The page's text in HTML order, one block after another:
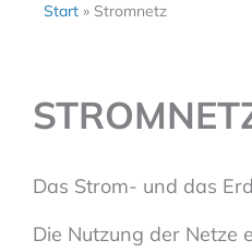
Start Stromnetz
Das Strom- und das
Die Nutzung der